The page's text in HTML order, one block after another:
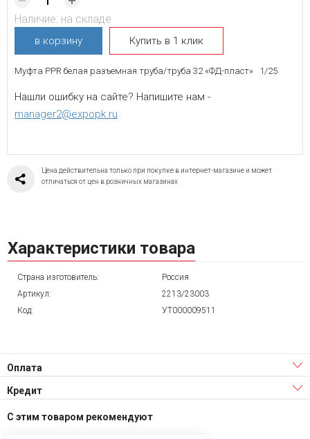
Наличие: на складе
в корзину Купить в 1 клик
Муфта PPR белая разъемная труба/труба 32 «ФД-пласт» 1/25
Нашли ошибку на сайте? Напишите нам -
manager2@expopk.ru
Цена действительна только при покупке в интернет-магазине и может
отличаться от цен в розничных магазинах
Характеристики товара
Страна изготовитель:
Россия
Артикул:
2213/23003
Код:
УТ000009511
Оплата
Кредит
С этим товаром рекомендуют